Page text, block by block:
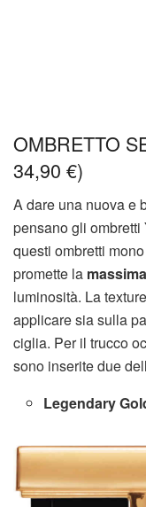
OMBRETTO
34,90 €)
A dare una nuova e
pensano gli
questi ombretti
promette la
luminosità. La
applicare sia sulla
ciglia. Per il trucco
sono inserite due
Legendary